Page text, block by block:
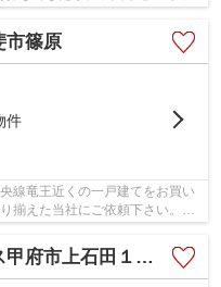
篠原
件
線竜王近くの一戸建てをお買い
揃えた当社にご依頼下さい。
市上石田１丁目②